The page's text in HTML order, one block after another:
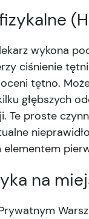
wykona
ciśnienie
oceni tętno.
głębszych
Te proste
elementem
na